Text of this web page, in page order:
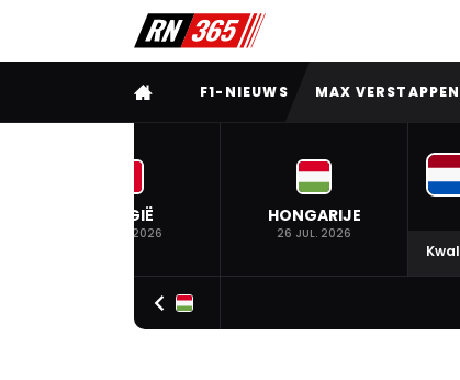
VOLLEDIG MENU
F1-NIEUWS MAX VERSTAPPEN
BELGIË
19 JUL. 2026
HONGARIJE
26 JUL. 2026